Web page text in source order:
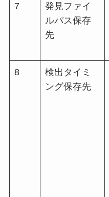
7
発見ファイ
ルパス保存
先
8
検出タイミ
ング保存先